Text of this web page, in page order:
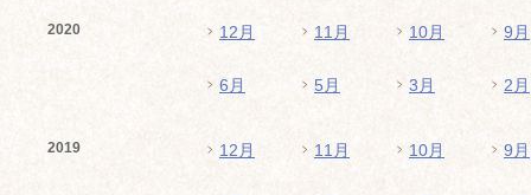
2020 12月 11月 10月 9月
6月 5月 3月 2月
2019 12月 11月 10月 9月